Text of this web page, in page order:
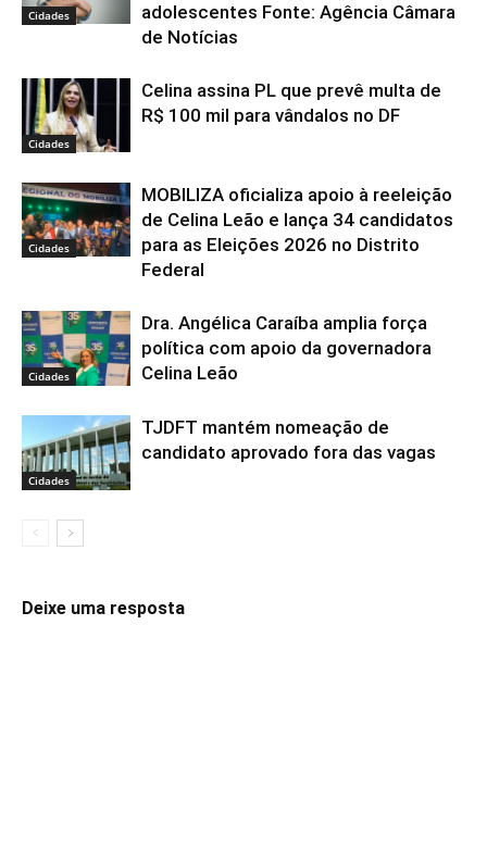
Cidades
adolescentes Fonte: Agência Câmara
de Notícias
Cidades
Celina assina PL que prevê multa de
R$ 100 mil para vândalos no DF
Cidades
MOBILIZA oficializa apoio à reeleição
de Celina Leão e lança 34 candidatos
para as Eleições 2026 no Distrito
Federal
Cidades
Dra. Angélica Caraíba amplia força
política com apoio da governadora
Celina Leão
Cidades
TJDFT mantém nomeação de
candidato aprovado fora das vagas
Deixe uma resposta